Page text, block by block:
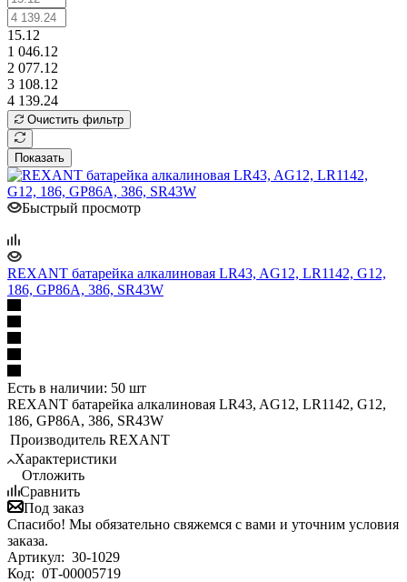
15.12
1 046.12
2 077.12
3 108.12
4 139.24
Очистить фильтр
Показать
Быстрый просмотр
REXANT батарейка алкалиновая LR43, AG12, LR1142, G12,
186, GP86A, 386, SR43W
Есть в наличии: 50 шт
REXANT батарейка алкалиновая LR43, AG12, LR1142, G12,
186, GP86A, 386, SR43W
Производитель REXANT
Характеристики
Отложить
Сравнить
Под заказ
Спасибо! Мы обязательно свяжемся с вами и уточним условия
заказа.
Артикул: 30-1029
Код: 0Т-00005719